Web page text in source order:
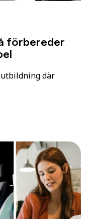
förbereder
utbildning där